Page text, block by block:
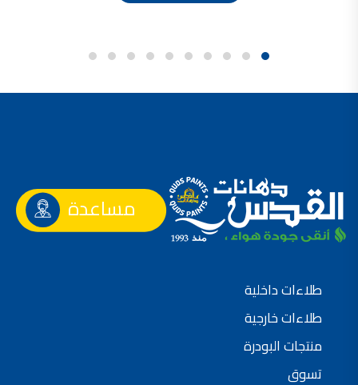
مساعدة
طلاءات داخلية
طلاءات خارجية
منتجات البودرة
تسوق